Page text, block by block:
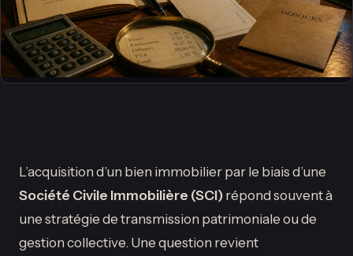
L’acquisition d’un bien immobilier par le biais d’une
Société Civile Immobilière (SCI)répond souvent à
une stratégie de transmission patrimoniale ou de
gestion collective. Une question revient